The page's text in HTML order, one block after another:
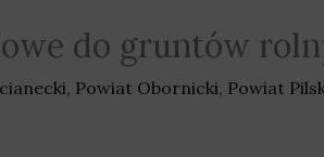
do gruntów
, Powiat Obornicki, Powiat